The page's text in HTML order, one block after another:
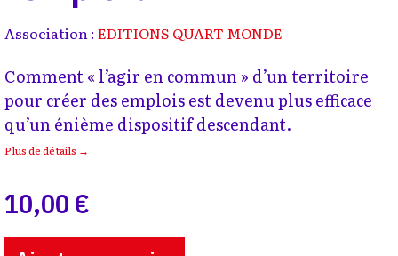
Association : EDITIONS QUART MONDE
Comment « l’agir en commun » d’un territoire
pour créer des emplois est devenu plus efficace
qu’un énième dispositif descendant.
Plus de détails →
10,00 €